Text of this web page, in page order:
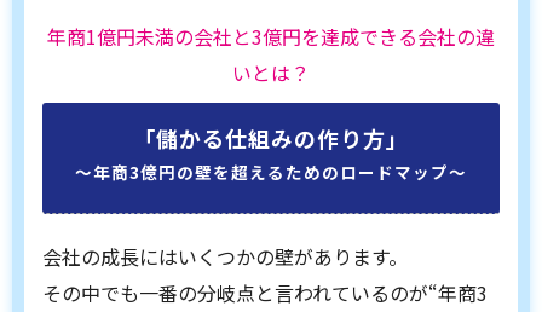
年商1億円未満の会社と3億円を達成できる会社の違
いとは？
「儲かる仕組みの作り方」
〜年商3億円の壁を超えるためのロードマップ〜
会社の成長にはいくつかの壁があります。
その中でも一番の分岐点と言われているのが“年商3